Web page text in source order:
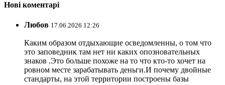
Нові коментарі
Любов 17.06.2026 12:26
Каким образом отдыхающие осведомленны, о том что
это заповедник там нет ни каких опозновательных
знаков .Это больше похоже на то что кто-то хочет на
ровном месте зарабатывать деньги.И почему двойные
стандарты, на этой территории построены базы